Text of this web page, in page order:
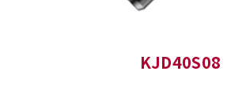
KJD40S08